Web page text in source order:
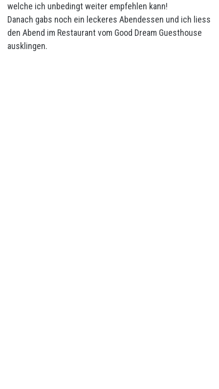
welche ich unbedingt weiter empfehlen kann!
Danach gabs noch ein leckeres Abendessen und ich liess
den Abend im Restaurant vom Good Dream Guesthouse
ausklingen.